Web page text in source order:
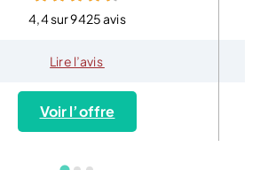
4,4 sur 9425 avis
Lire l’avis
Voir l’offre